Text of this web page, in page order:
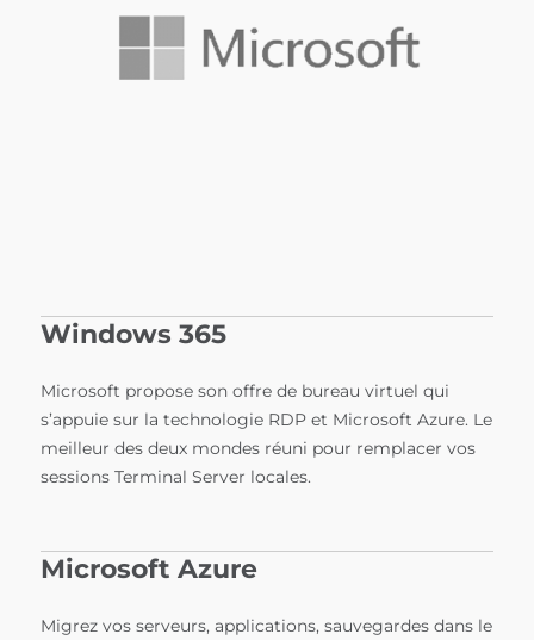
Windows 365
Microsoft propose son offre de bureau virtuel qui
s’appuie sur la technologie RDP et Microsoft Azure. Le
meilleur des deux mondes réuni pour remplacer vos
sessions Terminal Server locales.
Microsoft Azure
Migrez vos serveurs, applications, sauvegardes dans le